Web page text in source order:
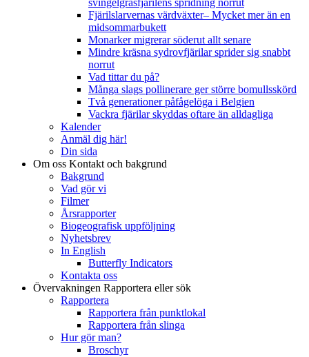
Fjärilslarvernas värdväxter– Mycket mer än en
midsommarbukett
Monarker migrerar söderut allt senare
Mindre kräsna sydrovfjärilar sprider sig snabbt
norrut
Vad tittar du på?
Många slags pollinerare ger större bomullsskörd
Två generationer påfågelöga i Belgien
Vackra fjärilar skyddas oftare än alldagliga
Kalender
Anmäl dig här!
Din sida
Om oss Kontakt och bakgrund
Bakgrund
Vad gör vi
Filmer
Årsrapporter
Biogeografisk uppföljning
Nyhetsbrev
In English
Butterfly Indicators
Kontakta oss
Övervakningen Rapportera eller sök
Rapportera
Rapportera från punktlokal
Rapportera från slinga
Hur gör man?
Broschyr